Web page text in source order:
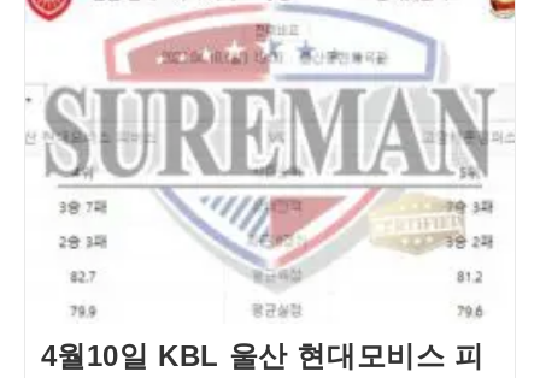
4월10일 KBL 울산 현대모비스 피